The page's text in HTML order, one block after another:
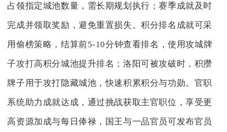
占领指定城池数量，需长期规划执行；赛季成就及时
完成并领取奖励，避免重置损失。积分排名成就可采
用偷榜策略，结算前5-10分钟查看排名，使用攻城牌
子攻打高积分城池提升排名；洛阳可被攻破时，积攒
牌子用于攻打隐藏城池，快速积累积分与功勋。官职
系统助力成就达成，通过挑战获取主官职位，享受更
高资源加成与每日俸禄，国王与一品官员可发布官员